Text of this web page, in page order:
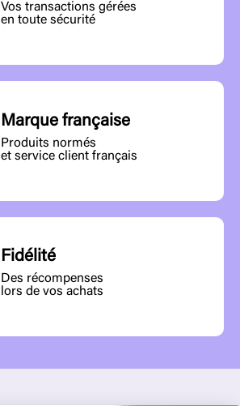
Vos transactions gérées
en toute sécurité
Marque française
Produits normés
et service client français
Fidélité
Des récompenses
lors de vos achats